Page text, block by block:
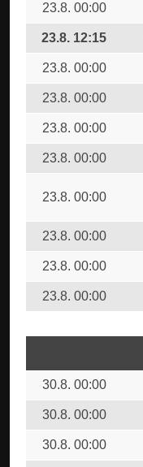
23.8. 00:00
23.8. 12:15
23.8. 00:00
23.8. 00:00
23.8. 00:00
23.8. 00:00
23.8. 00:00
23.8. 00:00
23.8. 00:00
23.8. 00:00
30.8. 00:00
30.8. 00:00
30.8. 00:00